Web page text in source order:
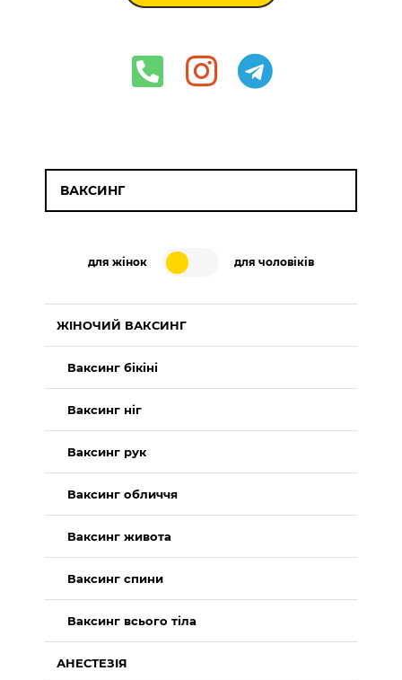
ВАКСИНГ
для жінок для чоловіків
ЖІНОЧИЙ ВАКСИНГ
Ваксинг бікіні
Ваксинг ніг
Ваксинг рук
Ваксинг обличчя
Ваксинг живота
Ваксинг спини
Ваксинг всього тіла
АНЕСТЕЗІЯ